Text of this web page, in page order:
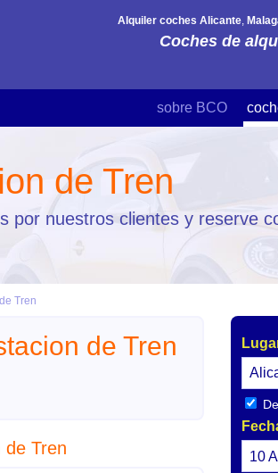
de Tren
por nuestros clientes y reserve
Tren
10
de Tren
de Tren
Coches de
Alquiler coches Alicante,
sobre BCO